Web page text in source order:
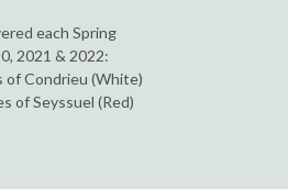
each Spring
2021 & 2022:
of Condrieu (White)
of Seyssuel (Red)